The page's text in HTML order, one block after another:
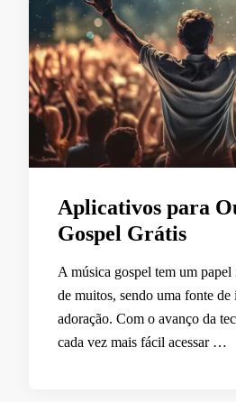
Aplicativos para
Gospel Grátis
A música gospel tem um
de muitos, sendo uma fonte
adoração. Com o avanço da
cada vez mais fácil acessar …